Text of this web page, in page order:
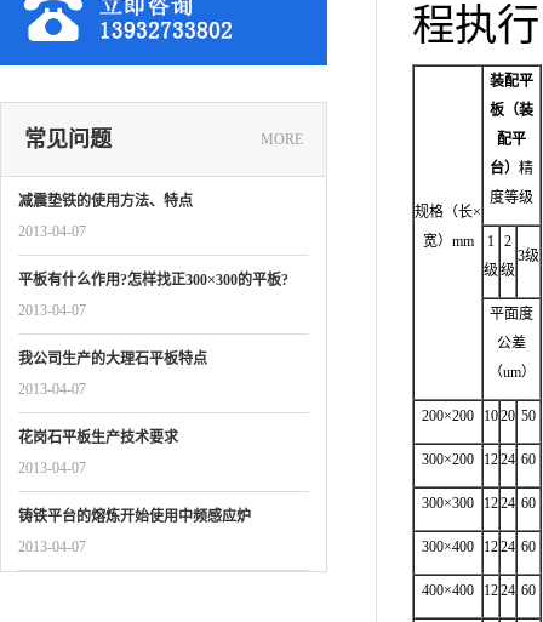
常见问题 MORE
减震垫铁的使用方法、特点
2013-04-07
平板有什么作用?怎样找正300×300的平板?
2013-04-07
我公司生产的大理石平板特点
2013-04-07
花岗石平板生产技术要求
2013-04-07
铸铁平台的熔炼开始使用中频感应炉
2013-04-07
程执
规格（长×
宽）mm
装配平
板（装
配平
台） 精
度等级
1
级
2
级
3级
平面度
公差
（um）
200×200 1020 50
300×200 1224 60
300×300 1224 60
300×400 1224 60
400×400 1224 60